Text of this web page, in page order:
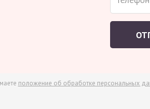
положение об обработке персональных